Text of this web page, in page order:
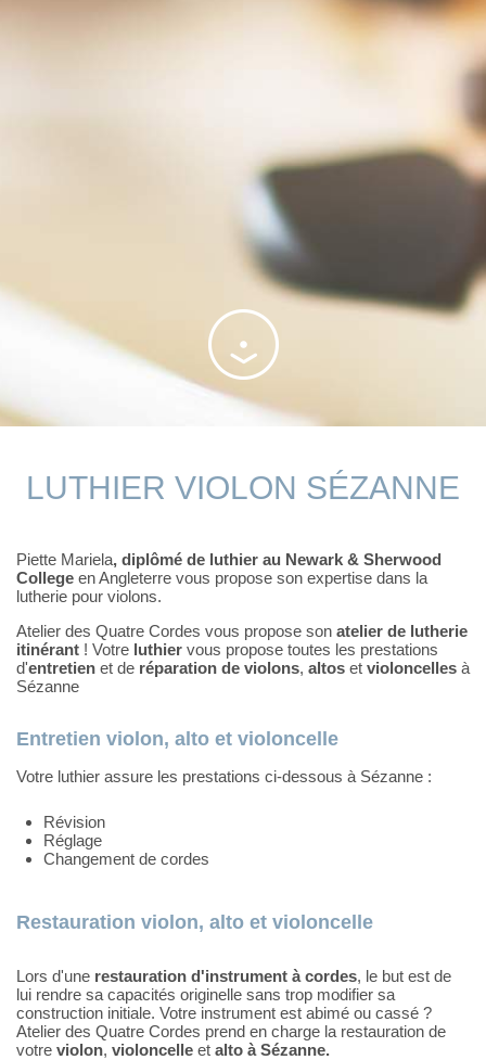
LUTHIER VIOLON SÉZANNE
Piette Mariela, diplômé de luthier au Newark & Sherwood
College en Angleterre vous propose son expertise dans la
lutherie pour violons.
Atelier des Quatre Cordes vous propose son atelier de lutherie
itinérant ! Votre luthier vous propose toutes les prestations
d'entretien et de réparation de violons, altos et violoncelles à
Sézanne
Entretien violon, alto et violoncelle
Votre luthier assure les prestations ci-dessous à Sézanne :
Révision
Réglage
Changement de cordes
Restauration violon, alto et violoncelle
Lors d'une restauration d'instrument à cordes, le but est de
lui rendre sa capacités originelle sans trop modifier sa
construction initiale. Votre instrument est abimé ou cassé ?
Atelier des Quatre Cordes prend en charge la restauration de
votre violon, violoncelle et alto à Sézanne.